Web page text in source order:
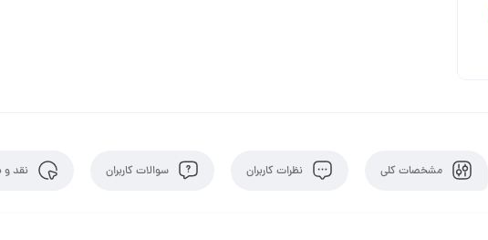
مشخصات کلی نظرات کاربران سوالات کاربران نقد و